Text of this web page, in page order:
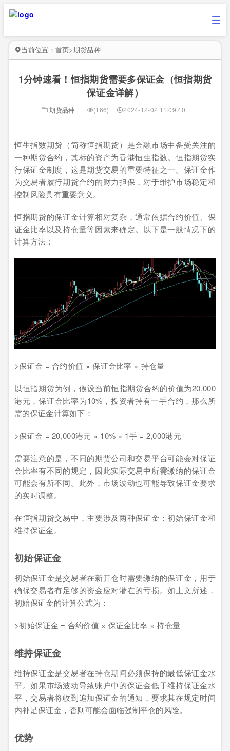
当前位置： 首页>期货品种
1分钟速看！恒指期货需要多保证金（恒指期货
保证金详解）
期货品种 (166) 2024-12-02 11:09:40
恒生指数期货（简称恒指期货）是金融市场中备受关注的
一种期货合约，其标的资产为香港恒生指数。恒指期货实
行保证金制度，这是期货交易的重要特征之一。保证金作
为交易者履行期货合约的财力担保，对于维护市场稳定和
控制风险具有重要意义。
恒指期货的保证金计算相对复杂，通常依据合约价值、保
证金比率以及持仓量等因素来确定。以下是一般情况下的
计算方法：
>保证金 = 合约价值 × 保证金比率 × 持仓量
以恒指期货为例，假设当前恒指期货合约的价值为20,000
港元，保证金比率为10%，投资者持有一手合约，那么所
需的保证金计算如下：
>保证金 = 20,000港元 × 10% × 1手 = 2,000港元
需要注意的是，不同的期货公司和交易平台可能会对保证
金比率有不同的规定，因此实际交易中所需缴纳的保证金
可能会有所不同。此外，市场波动也可能导致保证金要求
的实时调整。
在恒指期货交易中，主要涉及两种保证金：初始保证金和
维持保证金。
初始保证金
初始保证金是交易者在新开仓时需要缴纳的保证金，用于
确保交易者有足够的资金应对潜在的亏损。如上文所述，
初始保证金的计算公式为：
>初始保证金 = 合约价值 × 保证金比率 × 持仓量
维持保证金
维持保证金是交易者在持仓期间必须保持的最低保证金水
平。如果市场波动导致账户中的保证金低于维持保证金水
平，交易者将收到追加保证金的通知，要求其在规定时间
内补足保证金，否则可能会面临强制平仓的风险。
优势